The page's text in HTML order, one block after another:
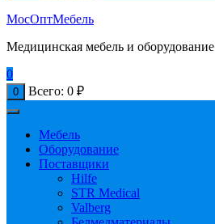
МосОптМебель
Медицинская мебель и оборудование
0
0 Всего: 0 ₽
Мебель
Оборудование
Поставщики
Hilfe
STR Medical
Valberg